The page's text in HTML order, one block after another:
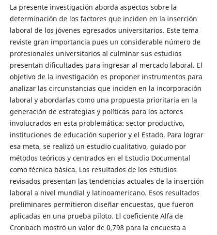
La presente investigación aborda aspectos sobre la
determinación de los factores que inciden en la inserción
laboral de los jóvenes egresados universitarios. Este tema
reviste gran importancia pues un considerable número de
profesionales universitarios al culminar sus estudios
presentan dificultades para ingresar al mercado laboral. El
objetivo de la investigación es proponer instrumentos para
analizar las circunstancias que inciden en la incorporación
laboral y abordarlas como una propuesta prioritaria en la
generación de estrategias y políticas para los actores
involucrados en esta problemática: sector productivo,
instituciones de educación superior y el Estado. Para lograr
esa meta, se realizó un estudio cualitativo, guiado por
métodos teóricos y centrados en el Estudio Documental
como técnica básica. Los resultados de los estudios
revisados presentan las tendencias actuales de la inserción
laboral a nivel mundial y latinoamericano. Esos resultados
preliminares permitieron diseñar encuestas, que fueron
aplicadas en una prueba piloto. El coeficiente Alfa de
Cronbach mostró un valor de 0,798 para la encuesta a